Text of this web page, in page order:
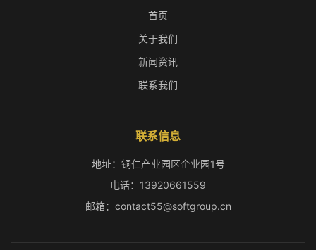
首页
关于我们
新闻资讯
联系我们
联系信息
地址：铜仁产业园区企业园1号
电话：13920661559
邮箱：contact55@softgroup.cn